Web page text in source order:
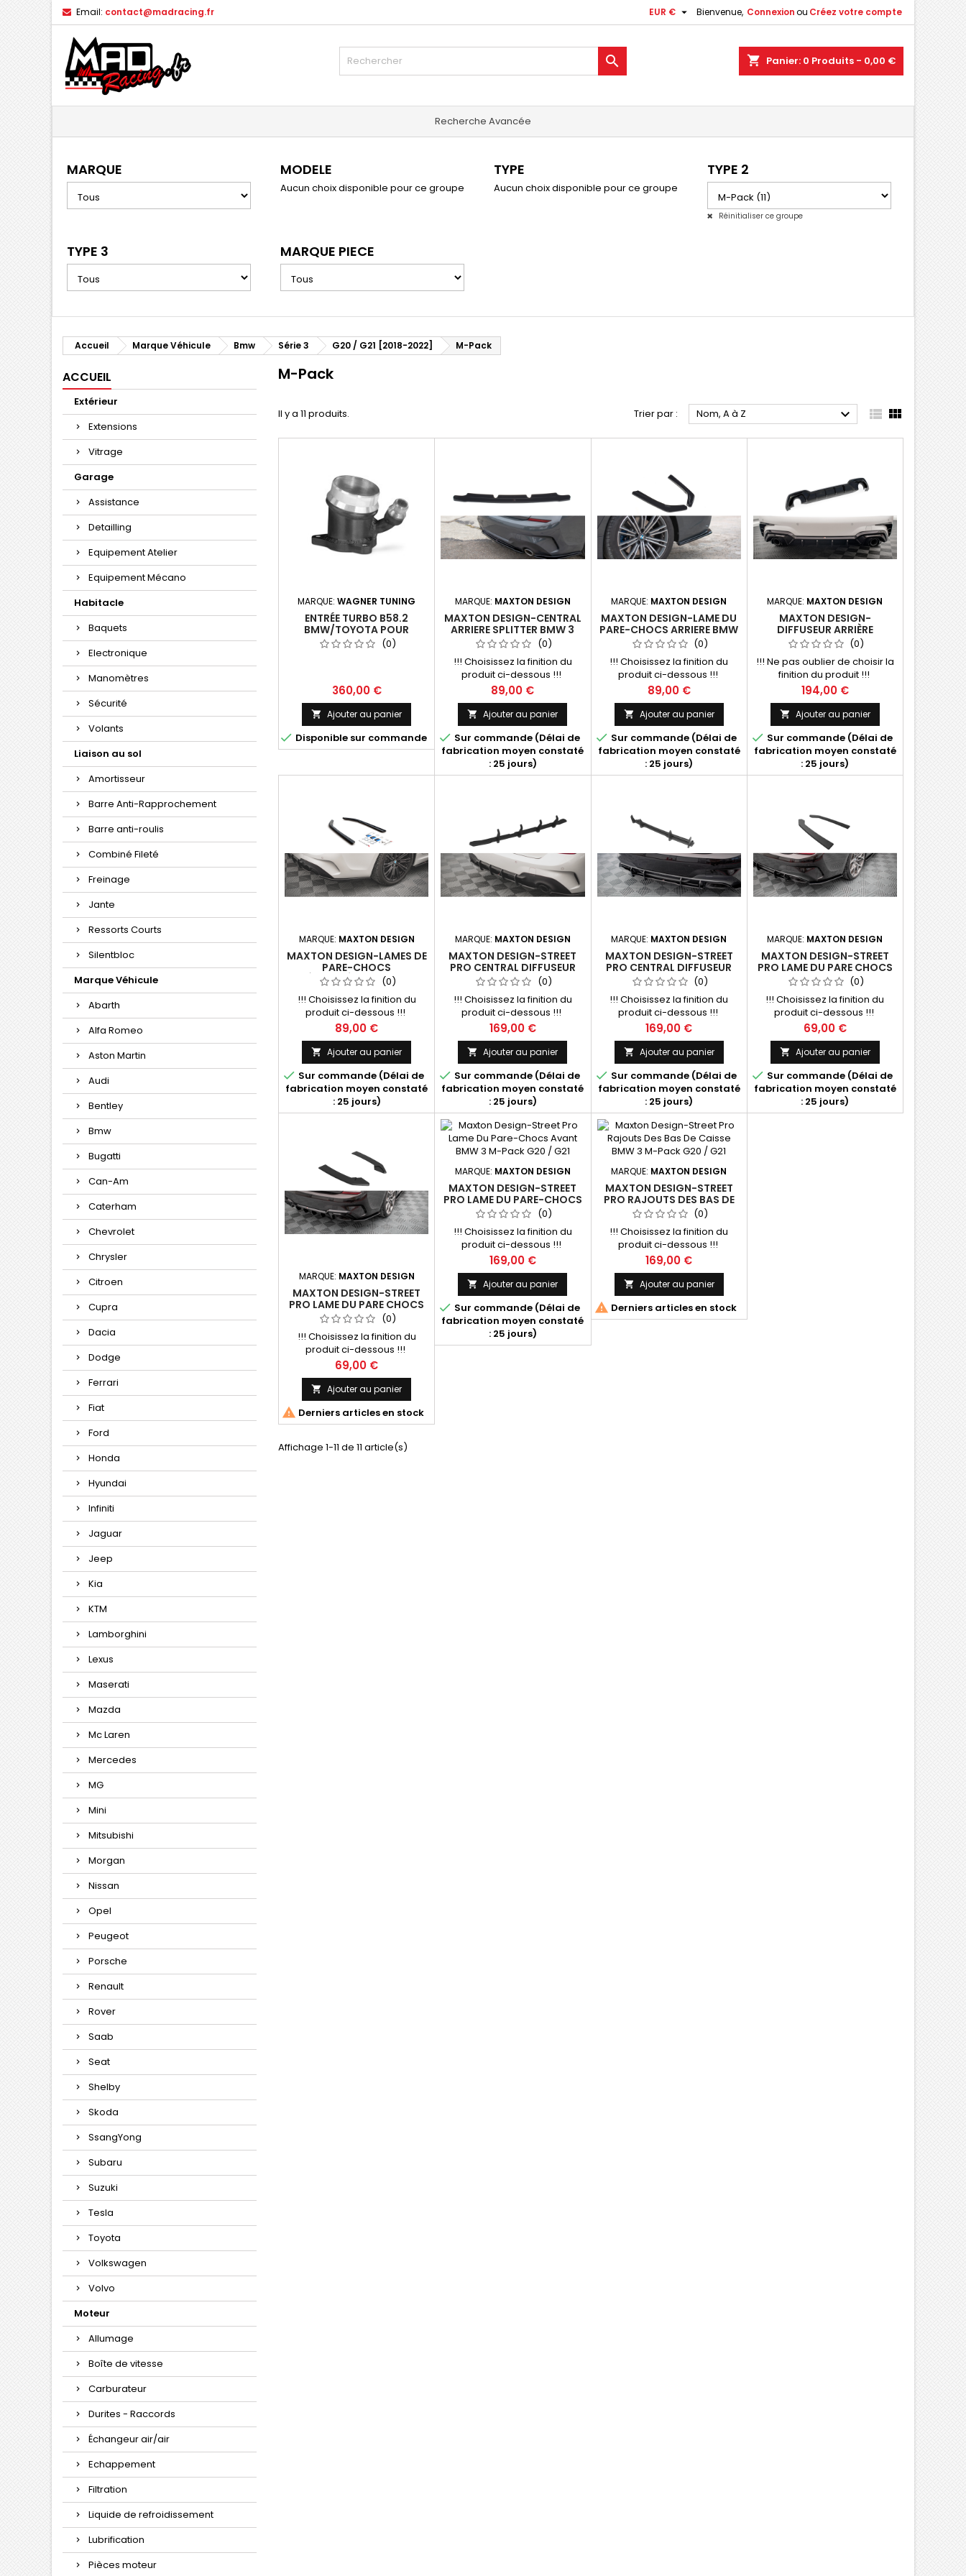
Email: contact@madracing.fr Bienvenue, Connexionou Créez votre compte
EUR € 
shopping_cart Panier: 0 Produits - 0,00 €

Recherche Avancée
MARQUE MODELE
Aucun choix disponible pour ce groupe
TYPE
Aucun choix disponible pour ce groupe
TYPE 2
Réinitialiser ce groupe
TYPE 3 MARQUE PIECE
Accueil Marque Véhicule Bmw Série 3 G20 / G21 [2018-2022] M-Pack
ACCUEIL
Extérieur
Extensions
Vitrage
Garage
Assistance
Detailling
Equipement Atelier
Equipement Mécano
Habitacle
Baquets
Electronique
Manomètres
Sécurité
Volants
Liaison au sol
Amortisseur
Barre Anti-Rapprochement
Barre anti-roulis
Combiné Fileté
Freinage
Jante
Ressorts Courts
Silentbloc
Marque Véhicule
Abarth
Alfa Romeo
Aston Martin
Audi
Bentley
Bmw
Bugatti
Can-Am
Caterham
Chevrolet
Chrysler
Citroen
Cupra
Dacia
Dodge
Ferrari
Fiat
Ford
Honda
Hyundai
Infiniti
Jaguar
Jeep
Kia
KTM
Lamborghini
Lexus
Maserati
Mazda
Mc Laren
Mercedes
MG
Mini
Mitsubishi
Morgan
Nissan
Opel
Peugeot
Porsche
Renault
Rover
Saab
Seat
Shelby
Skoda
SsangYong
Subaru
Suzuki
Tesla
Toyota
Volkswagen
Volvo
Moteur
Allumage
Boîte de vitesse
Carburateur
Durites - Raccords
Échangeur air/air
Echappement
Filtration
Liquide de refroidissement
Lubrification
Pièces moteur
M-Pack
Il y a 11 produits. Trier par : Nom, A à Z   
MARQUE:WAGNER TUNING
ENTRÉE TURBO B58.2
BMW/TOYOTA POUR
CHARGEUR HYBRIDE LM
(0)
Prix
360,00 €
 Ajouter au panier
 Disponible sur commande
MARQUE: MAXTON DESIGN
MAXTON DESIGN-CENTRAL
ARRIERE SPLITTER BMW 3
G20 M-PACK
(0)
!!! Choisissez la finition du
produit ci-dessous !!!
Prix
89,00 €
 Ajouter au panier
 Sur commande (Délai de
fabrication moyen constaté
: 25 jours)
MARQUE: MAXTON DESIGN
MAXTON DESIGN-LAME DU
PARE-CHOCS ARRIERE BMW
3 G20 M-PACK
(0)
!!! Choisissez la finition du
produit ci-dessous !!!
Prix
89,00 €
 Ajouter au panier
 Sur commande (Délai de
fabrication moyen constaté
: 25 jours)
MARQUE: MAXTON DESIGN
MAXTON DESIGN-
DIFFUSEUR ARRIÈRE
COMPLET BMW 3 M-PACK
G20 / G21
(0)
!!! Ne pas oublier de choisir la
finition du produit !!!
Prix
194,00 €
 Ajouter au panier
 Sur commande (Délai de
fabrication moyen constaté
: 25 jours)
MARQUE: MAXTON DESIGN
MAXTON DESIGN-LAMES DE
PARE-CHOCS
ARRIÈRE LATÉRALES V.2 BMW
3 G20 / G21 M-PACK
(0)
!!! Choisissez la finition du
produit ci-dessous !!!
Prix
89,00 €
 Ajouter au panier
 Sur commande (Délai de
fabrication moyen constaté
: 25 jours)
MARQUE: MAXTON DESIGN
MAXTON DESIGN-STREET
PRO CENTRAL DIFFUSEUR
ARRIERE BMW 3 G20 / G21
M-PACK
(0)
!!! Choisissez la finition du
produit ci-dessous !!!
Prix
169,00 €
 Ajouter au panier
 Sur commande (Délai de
fabrication moyen constaté
: 25 jours)
MARQUE: MAXTON DESIGN
MAXTON DESIGN-STREET
PRO CENTRAL DIFFUSEUR
ARRIERE BMW 3 M340 G20 /
G21
(0)
!!! Choisissez la finition du
produit ci-dessous !!!
Prix
169,00 €
 Ajouter au panier
 Sur commande (Délai de
fabrication moyen constaté
: 25 jours)
MARQUE: MAXTON DESIGN
MAXTON DESIGN-STREET
PRO LAME DU PARE CHOCS
ARRIERE V.1 BMW M340I G20
/ G21
(0)
!!! Choisissez la finition du
produit ci-dessous !!!
Prix
69,00 €
 Ajouter au panier
 Sur commande (Délai de
fabrication moyen constaté
: 25 jours)
MARQUE: MAXTON DESIGN
MAXTON DESIGN-STREET
PRO LAME DU PARE CHOCS
ARRIERE V.2 BMW M340I /
M-PACK G20 / G21
(0)
!!! Choisissez la finition du
produit ci-dessous !!!
Prix
69,00 €
 Ajouter au panier
 Derniers articles en stock
MARQUE: MAXTON DESIGN
MAXTON DESIGN-STREET
PRO LAME DU PARE-CHOCS
AVANT BMW 3 M-PACK G20
/ G21
(0)
!!! Choisissez la finition du
produit ci-dessous !!!
Prix
169,00 €
 Ajouter au panier
 Sur commande (Délai de
fabrication moyen constaté
: 25 jours)
MARQUE: MAXTON DESIGN
MAXTON DESIGN-STREET
PRO RAJOUTS DES BAS DE
CAISSE BMW 3 M-PACK G20
/ G21
(0)
!!! Choisissez la finition du
produit ci-dessous !!!
Prix
169,00 €
 Ajouter au panier
 Derniers articles en stock
Affichage 1-11 de 11 article(s)